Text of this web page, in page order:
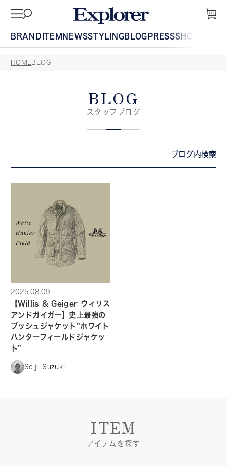
BRANDITEMNEWSSTYLINGBLOGPRESSSHOP
HOMEBLOG
BLOG
スタッフブログ
ブログ内検索
2025.08.09
【Willis & Geiger ウィリス
アンドガイガー】史上最強の
ブッシュジャケット”ホワイト
ハンターフィールドジャケッ
ト”
Seiji_Suzuki
ITEM
アイテムを探す